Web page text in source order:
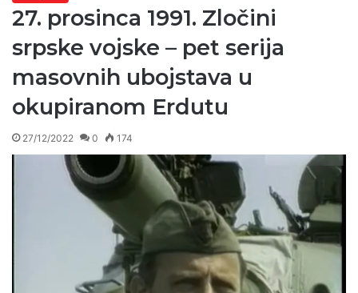
27. prosinca 1991. Zločini
srpske vojske – pet serija
masovnih ubojstava u
okupiranom Erdutu
27/12/2022 0 174